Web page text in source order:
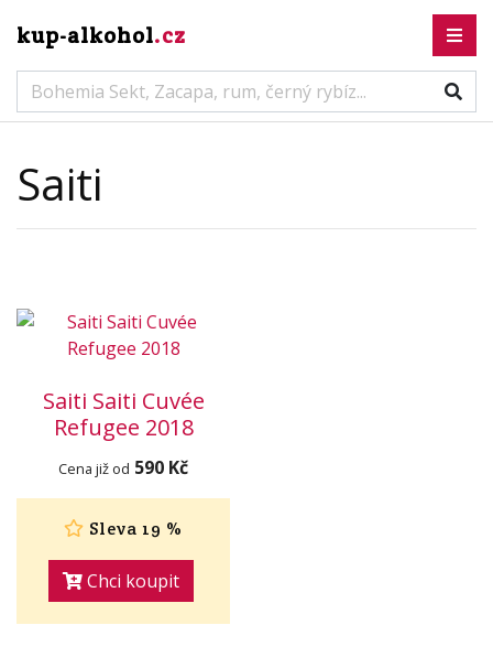
kup-alkohol.cz
Saiti
Saiti Saiti Cuvée
Refugee 2018
Cena již od 590 Kč
Sleva 19 %
Chci koupit